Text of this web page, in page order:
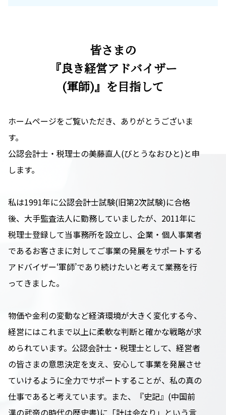
皆さまの
『良き経営アドバイザー
(軍師)』を目指して
ホームページをご覧いただき、ありがとうございま
す。
公認会計士・税理士の美藤直人(びとうなおひと)と申
します。
私は1991年に公認会計士試験(旧第2次試験)に合格
後、大手監査法人に勤務していましたが、2011年に
税理士登録して当事務所を設立し、企業・個人事業者
であるお客さまに対してご事業の発展をサポートする
アドバイザー‘軍師’であり続けたいと考えて業務を行
ってきました。
物価や金利の変動など経済環境が大きく変化する今、
経営にはこれまで以上に柔軟な判断と確かな戦略が求
められています。公認会計士・税理士として、経営者
の皆さまの意思決定を支え、安心して事業を発展させ
ていけるように全力でサポートすることが、私の真の
仕事であると考えています。また、『史記』(中国前